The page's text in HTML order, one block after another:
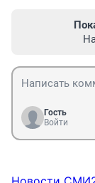
Гость
Войти